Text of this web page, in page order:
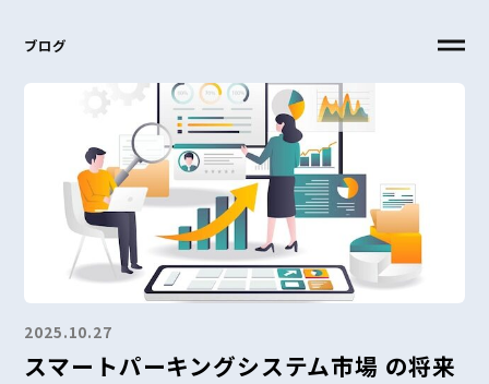
ブログ
2025.10.27
スマートパーキングシステム市場 の将来